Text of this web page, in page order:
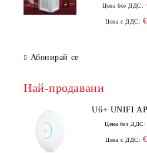
Цена без ДДС:
Цена с ДДС:
Абонирай се
Най-продавани
U6+ UNIFI
Цена без ДДС:
Цена с ДДС: